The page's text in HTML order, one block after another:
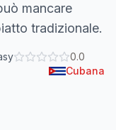
mancare
tradizionale.
0.0
Cubana